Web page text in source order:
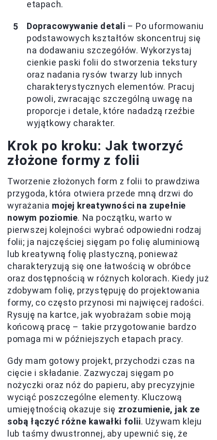
etapach.
Dopracowywanie detali – Po uformowaniu
podstawowych kształtów skoncentruj się
na dodawaniu szczegółów. Wykorzystaj
cienkie paski folii do stworzenia tekstury
oraz nadania rysów twarzy lub innych
charakterystycznych elementów. Pracuj
powoli, zwracając szczególną uwagę na
proporcje i detale, które nadadzą rzeźbie
wyjątkowy charakter.
Krok po kroku: Jak tworzyć
złożone formy z folii
Tworzenie złożonych form z folii to prawdziwa
przygoda, która otwiera przede mną drzwi do
wyrażania mojej kreatywności na zupełnie
nowym poziomie. Na początku, warto w
pierwszej kolejności wybrać odpowiedni rodzaj
folii; ja najczęściej sięgam po folię aluminiową
lub kreatywną folię plastyczną, ponieważ
charakteryzują się one łatwością w obróbce
oraz dostępnością w różnych kolorach. Kiedy już
zdobywam folię, przystępuję do projektowania
formy, co często przynosi mi najwięcej radości.
Rysuję na kartce, jak wyobrażam sobie moją
końcową pracę – takie przygotowanie bardzo
pomaga mi w późniejszych etapach pracy.
Gdy mam gotowy projekt, przychodzi czas na
cięcie i składanie. Zazwyczaj sięgam po
nożyczki oraz nóż do papieru, aby precyzyjnie
wyciąć poszczególne elementy. Kluczową
umiejętnością okazuje się zrozumienie, jak ze
sobą łączyć różne kawałki folii. Używam kleju
lub taśmy dwustronnej, aby upewnić się, że